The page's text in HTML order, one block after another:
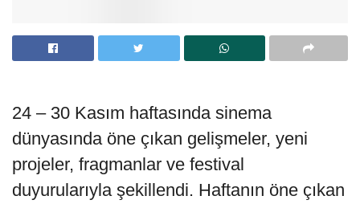
24 – 30 Kasım haftasında sinema
dünyasında öne çıkan gelişmeler, yeni
projeler, fragmanlar ve festival
duyurularıyla şekillendi. Haftanın öne çıkan